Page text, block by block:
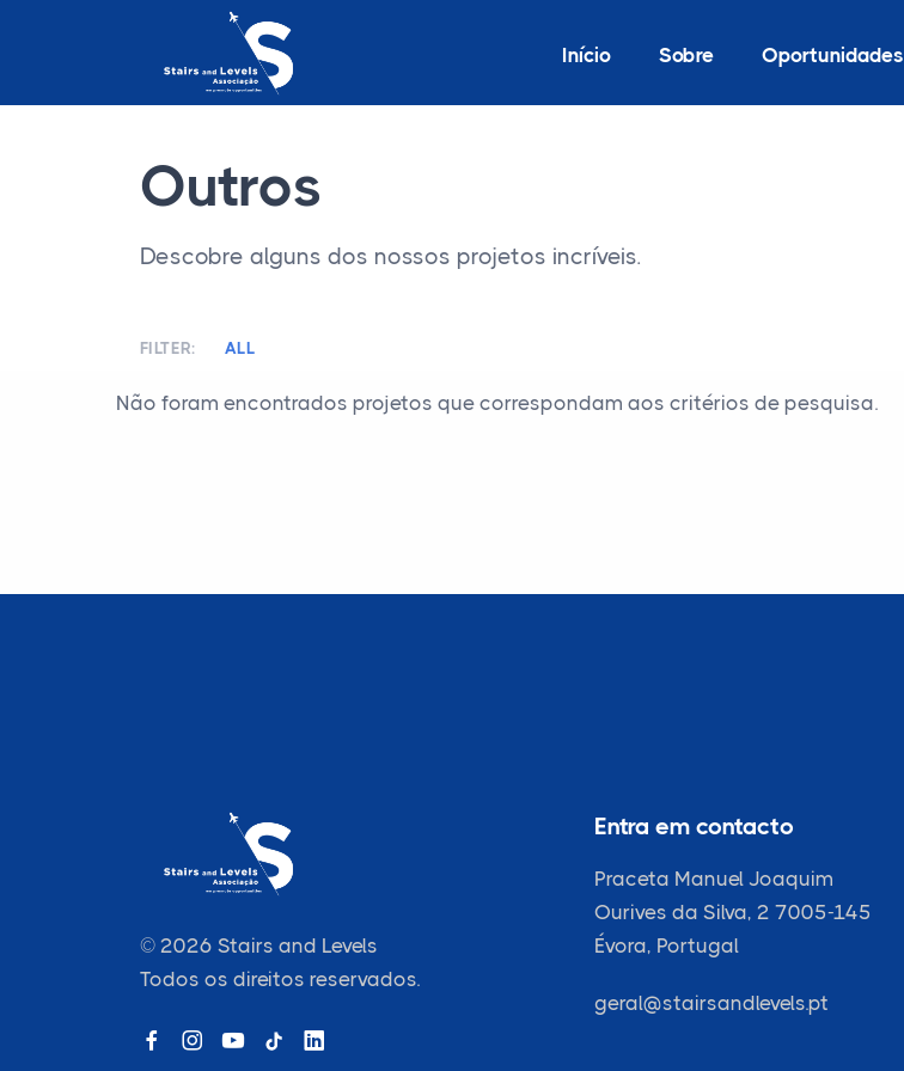
Início Sobre Oportunidades
Outros
Descobre alguns dos nossos projetos incríveis.
FILTER: ALL
Não foram encontrados projetos que correspondam aos critérios de pesquisa.
© 2026 Stairs and Levels
Todos os direitos reservados.
Entra em contacto
Praceta Manuel Joaquim
Ourives da Silva, 2 7005-145
Évora, Portugal
geral@stairsandlevels.pt